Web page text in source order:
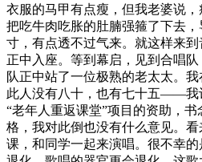
衣服的马甲有点瘦，但我老婆说
把吃牛肉吃胀的肚腩强箍了下去
寸，有点透不过气来。就这样来
正中入座。等到幕启，见到合唱
队正中站了一位极熟的老太太。
此人没有八十，也有七十五——我
“老年人重返课堂”项目的资助，
格，我对此倒也没有什么意见。
课，和同学一起来演唱。很不幸